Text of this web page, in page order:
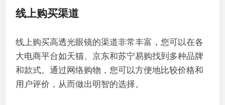
线上购买渠道
线上购买高透光眼镜的渠道非常丰富，您可以在各
大电商平台如天猫、京东和苏宁易购找到多种品牌
和款式。通过网络购物，您可以方便地比较价格和
用户评价，从而做出明智的选择。